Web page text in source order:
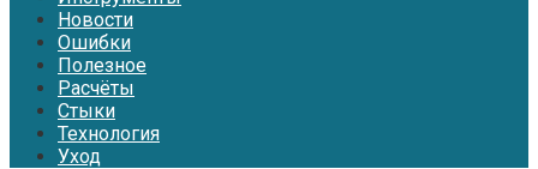
Новости
Ошибки
Полезное
Расчёты
Стыки
Технология
Уход